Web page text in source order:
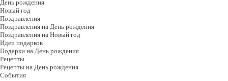
День рождения
Новый год
Поздравления
Поздравления на День рождения
Поздравления на Новый год
Идеи подарков
Подарки на День рождения
Рецепты
Рецепты на День рождения
События